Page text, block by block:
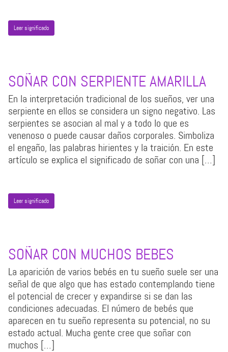
Leer significado
SOÑAR CON SERPIENTE AMARILLA
En la interpretación tradicional de los sueños, ver una
serpiente en ellos se considera un signo negativo. Las
serpientes se asocian al mal y a todo lo que es
venenoso o puede causar daños corporales. Simboliza
el engaño, las palabras hirientes y la traición. En este
artículo se explica el significado de soñar con una […]
Leer significado
SOÑAR CON MUCHOS BEBES
La aparición de varios bebés en tu sueño suele ser una
señal de que algo que has estado contemplando tiene
el potencial de crecer y expandirse si se dan las
condiciones adecuadas. El número de bebés que
aparecen en tu sueño representa su potencial, no su
estado actual. Mucha gente cree que soñar con
muchos […]